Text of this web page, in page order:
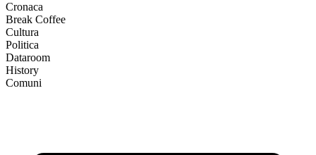
Cronaca
Break Coffee
Cultura
Politica
Dataroom
History
Comuni